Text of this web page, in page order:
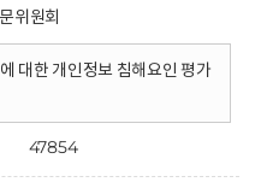
위원회
대한 개인정보 침해요인 평가
47854